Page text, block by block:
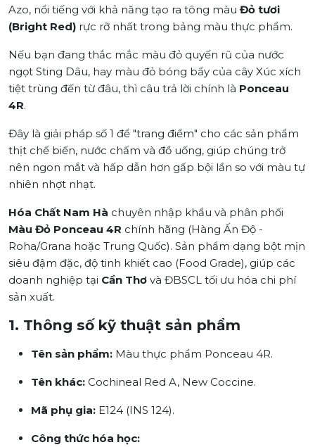
Azo, nổi tiếng với khả năng tạo ra tông màu Đỏ tươi
(Bright Red) rực rỡ nhất trong bảng màu thực phẩm.
Nếu bạn đang thắc mắc màu đỏ quyến rũ của nước
ngọt Sting Dâu, hay màu đỏ bóng bẩy của cây Xúc xích
tiệt trùng đến từ đâu, thì câu trả lời chính là Ponceau
4R.
Đây là giải pháp số 1 để "trang điểm" cho các sản phẩm
thịt chế biến, nước chấm và đồ uống, giúp chúng trở
nên ngon mắt và hấp dẫn hơn gấp bội lần so với màu tự
nhiên nhợt nhạt.
Hóa Chất Nam Hà chuyên nhập khẩu và phân phối
Màu Đỏ Ponceau 4R chính hãng (Hàng Ấn Độ -
Roha/Grana hoặc Trung Quốc). Sản phẩm dạng bột mịn
siêu đậm đặc, độ tinh khiết cao (Food Grade), giúp các
doanh nghiệp tại Cần Thơ và ĐBSCL tối ưu hóa chi phí
sản xuất.
1. Thông số kỹ thuật sản phẩm
Tên sản phẩm: Màu thực phẩm Ponceau 4R.
Tên khác: Cochineal Red A, New Coccine.
Mã phụ gia: E124 (INS 124).
Công thức hóa học: